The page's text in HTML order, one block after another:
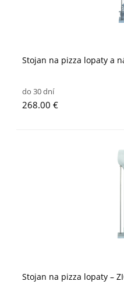
Stojan na pizza lopaty a
do 30 dní
268.00 €
Stojan na pizza lopaty –